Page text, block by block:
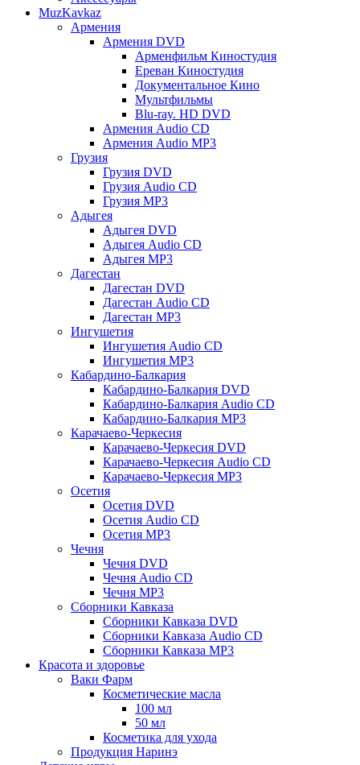
MuzKavkaz
Армения
Армения DVD
Арменфильм Киностудия
Ереван Киностудия
Документальное Кино
Мультфильмы
Blu-ray. HD DVD
Армения Audio CD
Армения Audio MP3
Грузия
Грузия DVD
Грузия Audio CD
Грузия MP3
Адыгея
Адыгея DVD
Адыгея Audio CD
Адыгея MP3
Дагестан
Дагестан DVD
Дагестан Audio CD
Дагестан MP3
Ингушетия
Ингушетия Audio CD
Ингушетия MP3
Кабардино-Балкария
Кабардино-Балкария DVD
Кабардино-Балкария Audio CD
Кабардино-Балкария MP3
Карачаево-Черкесия
Карачаево-Черкесия DVD
Карачаево-Черкесия Audio CD
Карачаево-Черкесия MP3
Осетия
Осетия DVD
Осетия Audio CD
Осетия MP3
Чечня
Чечня DVD
Чечня Audio CD
Чечня MP3
Сборники Кавказа
Сборники Кавказа DVD
Сборники Кавказа Audio CD
Сборники Кавказа MP3
Красота и здоровье
Ваки Фарм
Косметические масла
100 мл
50 мл
Косметика для ухода
Продукция Наринэ